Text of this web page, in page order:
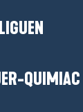
QUIMIAC
À